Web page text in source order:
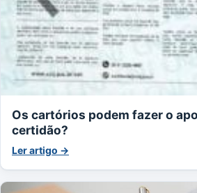
Os cartórios podem fazer o
certidão?
Ler artigo →